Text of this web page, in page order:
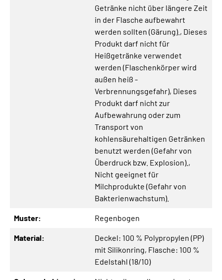
Getränke nicht über längere Zeit
in der Flasche aufbewahrt
werden sollten (Gärung). , Dieses
Produkt darf nicht für
Heißgetränke verwendet
werden (Flaschenkörper wird
außen heiß -
Verbrennungsgefahr), Dieses
Produkt darf nicht zur
Aufbewahrung oder zum
Transport von
kohlensäurehaltigen Getränken
benutzt werden (Gefahr von
Überdruck bzw. Explosion). ,
Nicht geeignet für
Milchprodukte (Gefahr von
Bakterienwachstum).
Muster: Regenbogen
Material:
Deckel: 100 % Polypropylen (PP)
mit Silikonring, Flasche: 100 %
Edelstahl (18/10)